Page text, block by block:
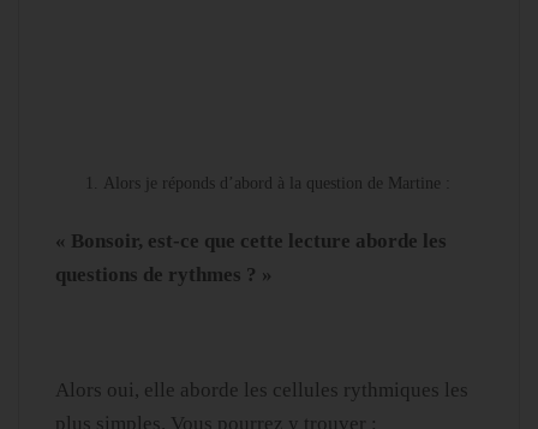
Alors je réponds d’abord à la question de Martine :
« Bonsoir, est-ce que cette lecture aborde les
questions de rythmes ? »
Alors oui, elle aborde les cellules rythmiques les
plus simples. Vous pourrez y trouver :